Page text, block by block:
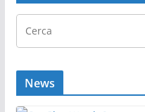
News